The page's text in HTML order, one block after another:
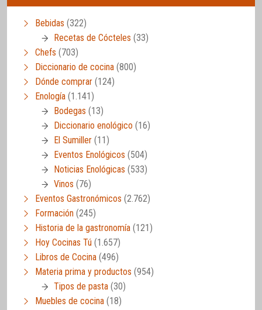
Bebidas (322)
Recetas de Cócteles (33)
Chefs (703)
Diccionario de cocina (800)
Dónde comprar (124)
Enología (1.141)
Bodegas (13)
Diccionario enológico (16)
El Sumiller (11)
Eventos Enológicos (504)
Noticias Enológicas (533)
Vinos (76)
Eventos Gastronómicos (2.762)
Formación (245)
Historia de la gastronomía (121)
Hoy Cocinas Tú (1.657)
Libros de Cocina (496)
Materia prima y productos (954)
Tipos de pasta (30)
Muebles de cocina (18)